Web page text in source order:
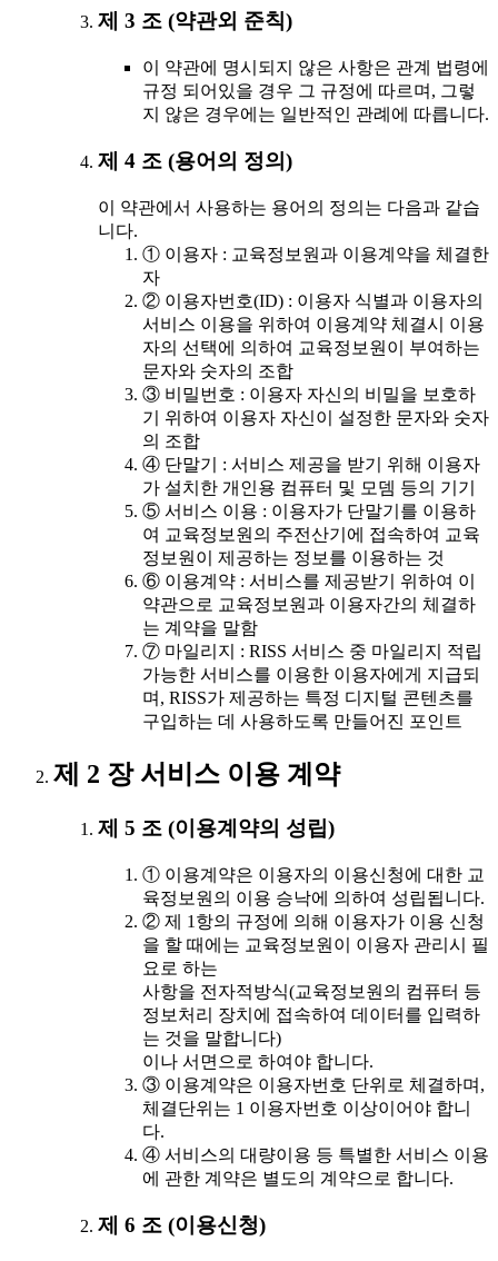
제 3 조 (약관외 준칙)
이 약관에 명시되지 않은 사항은 관계 법령에
규정 되어있을 경우 그 규정에 따르며, 그렇
지 않은 경우에는 일반적인 관례에 따릅니다.
제 4 조 (용어의 정의)
이 약관에서 사용하는 용어의 정의는 다음과 같습
니다.
① 이용자 : 교육정보원과 이용계약을 체결한
자
② 이용자번호(ID) : 이용자 식별과 이용자의
서비스 이용을 위하여 이용계약 체결시 이용
자의 선택에 의하여 교육정보원이 부여하는
문자와 숫자의 조합
③ 비밀번호 : 이용자 자신의 비밀을 보호하
기 위하여 이용자 자신이 설정한 문자와 숫자
의 조합
④ 단말기 : 서비스 제공을 받기 위해 이용자
가 설치한 개인용 컴퓨터 및 모뎀 등의 기기
⑤ 서비스 이용 : 이용자가 단말기를 이용하
여 교육정보원의 주전산기에 접속하여 교육
정보원이 제공하는 정보를 이용하는 것
⑥ 이용계약 : 서비스를 제공받기 위하여 이
약관으로 교육정보원과 이용자간의 체결하
는 계약을 말함
⑦ 마일리지 : RISS 서비스 중 마일리지 적립
가능한 서비스를 이용한 이용자에게 지급되
며, RISS가 제공하는 특정 디지털 콘텐츠를
구입하는 데 사용하도록 만들어진 포인트
제 2 장 서비스 이용 계약
제 5 조 (이용계약의 성립)
① 이용계약은 이용자의 이용신청에 대한 교
육정보원의 이용 승낙에 의하여 성립됩니다.
② 제 1항의 규정에 의해 이용자가 이용 신청
을 할 때에는 교육정보원이 이용자 관리시 필
요로 하는
사항을 전자적방식(교육정보원의 컴퓨터 등
정보처리 장치에 접속하여 데이터를 입력하
는 것을 말합니다)
이나 서면으로 하여야 합니다.
③ 이용계약은 이용자번호 단위로 체결하며,
체결단위는 1 이용자번호 이상이어야 합니
다.
④ 서비스의 대량이용 등 특별한 서비스 이용
에 관한 계약은 별도의 계약으로 합니다.
제 6 조 (이용신청)